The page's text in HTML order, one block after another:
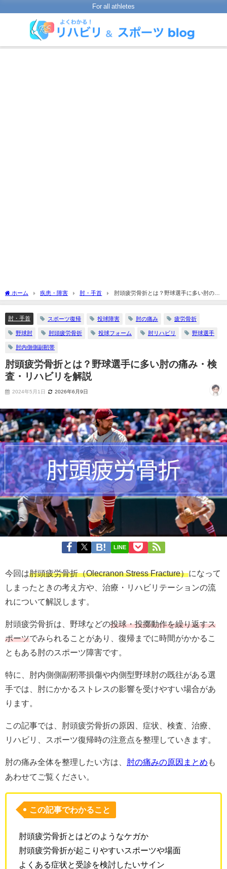
For all athletes
ホーム 疾患・障害 肘・手首
肘頭疲労骨折とは？野球選手に多い肘の痛
み・検査・リハビリを解説
肘・手首 スポーツ復帰 投球障害 肘の痛み 疲労骨折
野球肘 肘頭疲労骨折 投球フォーム 肘リハビリ 野球選手
肘内側側副靭帯
肘頭疲労骨折とは？野球選手に多い肘の痛み・検
査・リハビリを解説
2024年5月1日 2026年6月9日
LINE
今回は肘頭疲労骨折（Olecranon Stress Fracture）になって
しまったときの考え方や、治療・リハビリテーションの流
れについて解説します。
肘頭疲労骨折は、野球などの投球・投擲動作を繰り返すス
ポーツでみられることがあり、復帰までに時間がかかるこ
ともある肘のスポーツ障害です。
特に、肘内側側副靭帯損傷や内側型野球肘の既往がある選
手では、肘にかかるストレスの影響を受けやすい場合があ
ります。
この記事では、肘頭疲労骨折の原因、症状、検査、治療、
リハビリ、スポーツ復帰時の注意点を整理していきます。
肘の痛み全体を整理したい方は、 肘の痛みの原因まとめ も
あわせてご覧ください。
この記事でわかること
肘頭疲労骨折とはどのようなケガか
肘頭疲労骨折が起こりやすいスポーツや場面
よくある症状と受診を検討したいサイン